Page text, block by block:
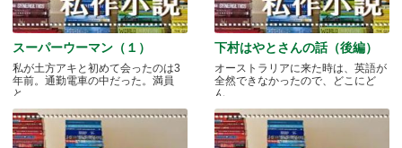
スーパーウーマン（１）
私が土方アキと初めて会ったのは3
年前。通勤電車の中だった。満員
と.....
下村はやとさんの話（後編）
オーストラリアに来た時は、英語が
全然できなかったので、どこにど
ん.....